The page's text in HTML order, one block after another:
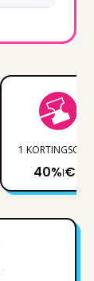
1
40%|€5